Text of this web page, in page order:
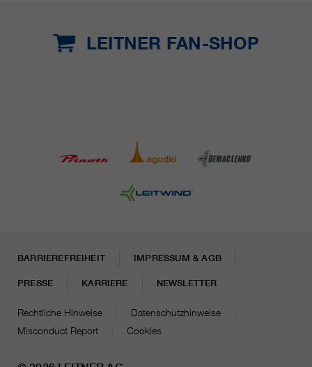
LEITNER FAN-SHOP
BARRIEREFREIHEIT IMPRESSUM & AGB
PRESSE KARRIERE NEWSLETTER
Rechtliche Hinweise
Datenschutzhinweise
Misconduct Report
Cookies